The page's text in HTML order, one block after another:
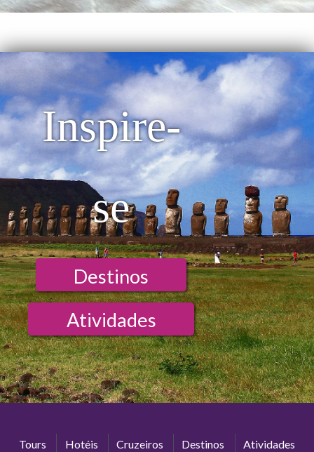
Inspire-
se
Destinos
Atividades
Tours Hotéis Cruzeiros Destinos
Atividades